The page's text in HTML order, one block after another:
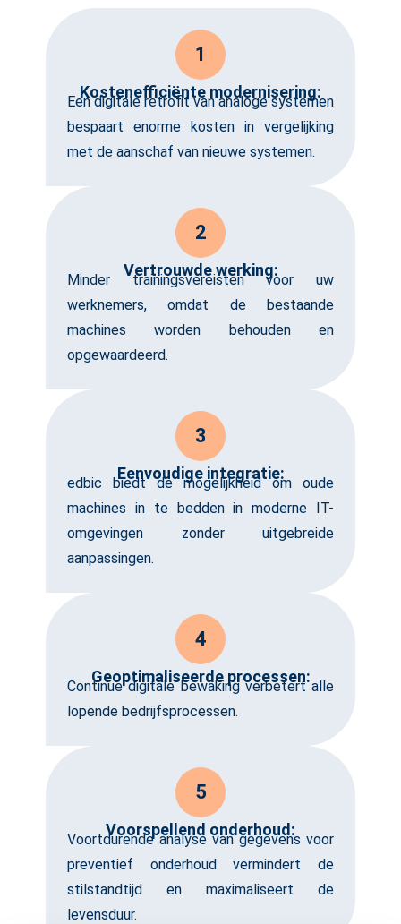
1
Kostenefficiënte modernisering:
Een digitale retrofit van analoge systemen
bespaart enorme kosten in vergelijking
met de aanschaf van nieuwe systemen.
2
Vertrouwde werking:
Minder trainingsvereisten voor uw
werknemers, omdat de bestaande
machines worden behouden en
opgewaardeerd.
3
Eenvoudige integratie:
edbic biedt de mogelijkheid om oude
machines in te bedden in moderne IT-
omgevingen zonder uitgebreide
aanpassingen.
4
Geoptimaliseerde processen:
Continue digitale bewaking verbetert alle
lopende bedrijfsprocessen.
5
Voorspellend onderhoud:
Voortdurende analyse van gegevens voor
preventief onderhoud vermindert de
stilstandtijd en maximaliseert de
levensduur.